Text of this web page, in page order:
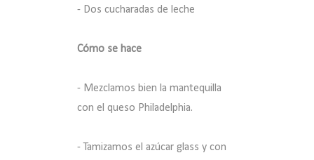
- Dos cucharadas de leche
Cómo se hace
- Mezclamos bien la mantequilla
con el queso Philadelphia.
- Tamizamos el azúcar glass y con